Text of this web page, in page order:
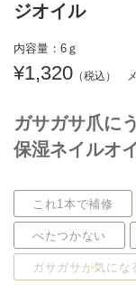
ジオイル
内容量：6ｇ
1,320
ガサガサ爪に
保湿ネイルオ
これ1本で補修
べたつかない
ガサガサが気にな